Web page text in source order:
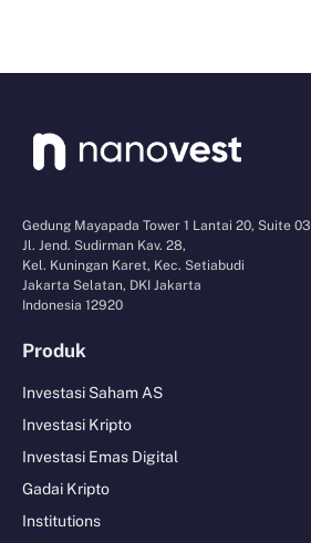
Gedung Mayapada Tower 1 Lantai 20, Suite
Jl. Jend. Sudirman Kav. 28,
Kel. Kuningan Karet, Kec. Setiabudi
Jakarta Selatan, DKI Jakarta
Indonesia 12920
Produk
Investasi Saham AS
Investasi Kripto
Investasi Emas Digital
Gadai Kripto
Institutions